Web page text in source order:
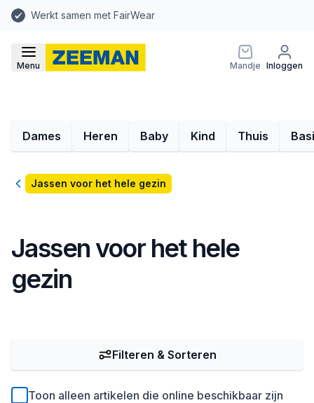
Werkt samen met FairWear
Menu Mandje Inloggen
Dames Heren Baby Kind Thuis
TerugJassen voor het hele gezin
Jassen voor het hele
gezin
Toon alleen artikelen die online beschikbaar zijn
Filteren & Sorteren